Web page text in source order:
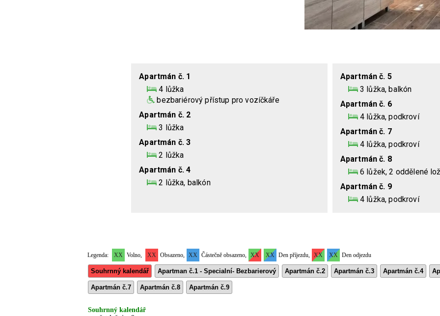
Apartmán č. 1
4 lůžka
bezbariérový přístup pro vozíčkáře
Apartmán č. 2
3 lůžka
Apartmán č. 3
2 lůžka
Apartmán č. 4
2 lůžka, balkón
Apartmán č. 5
3 lůžka, balkón
Apartmán č. 6
4 lůžka, podkroví
Apartmán č. 7
4 lůžka, podkroví
Apartmán č. 8
6 lůžek, 2 oddělené
Apartmán č. 9
4 lůžka, podkroví